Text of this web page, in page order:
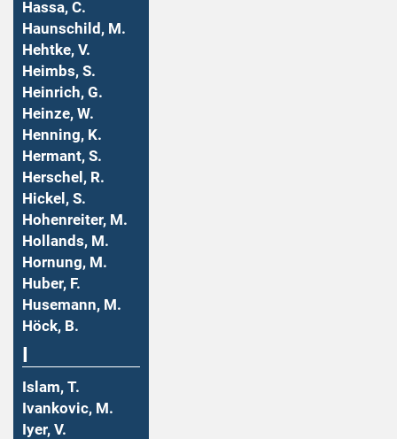
Hassa, C.
Haunschild, M.
Hehtke, V.
Heimbs, S.
Heinrich, G.
Heinze, W.
Henning, K.
Hermant, S.
Herschel, R.
Hickel, S.
Hohenreiter, M.
Hollands, M.
Hornung, M.
Huber, F.
Husemann, M.
Höck, B.
Islam, T.
Ivankovic, M.
Iyer, V.